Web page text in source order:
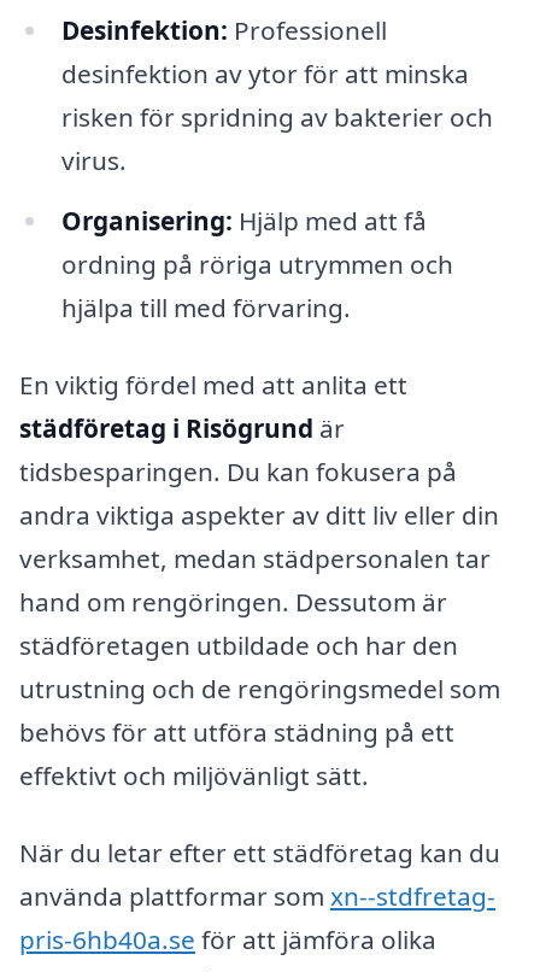
Desinfektion: Professionell
desinfektion av ytor för att minska
risken för spridning av bakterier och
virus.
Organisering: Hjälp med att få
ordning på röriga utrymmen och
hjälpa till med förvaring.
En viktig fördel med att anlita ett
städföretag i Risögrund är
tidsbesparingen. Du kan fokusera på
andra viktiga aspekter av ditt liv eller din
verksamhet, medan städpersonalen tar
hand om rengöringen. Dessutom är
städföretagen utbildade och har den
utrustning och de rengöringsmedel som
behövs för att utföra städning på ett
effektivt och miljövänligt sätt.
När du letar efter ett städföretag kan du
använda plattformar som xn--stdfretag-
pris-6hb40a.se för att jämföra olika